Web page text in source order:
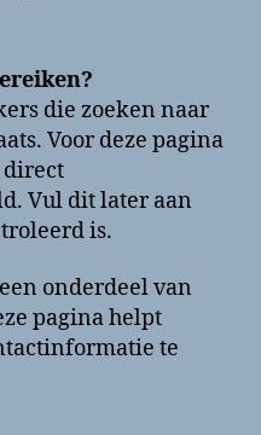
Bilt
bellen?
Telefoonnummer
en
die zoeken naar
Voor deze pagina
direct
Vul dit later aan
is.
onderdeel van
pagina helpt
te